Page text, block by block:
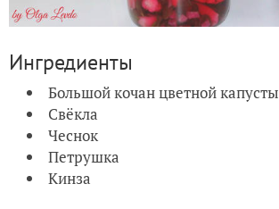
Ингредиенты
Большой кочан цветной капусты
Свёкла
Чеснок
Петрушка
Кинза